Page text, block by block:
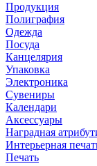
Продукция
Полиграфия
Одежда
Посуда
Канцелярия
Упаковка
Электроника
Сувениры
Календари
Аксессуары
Наградная
Интерьерная
Печать